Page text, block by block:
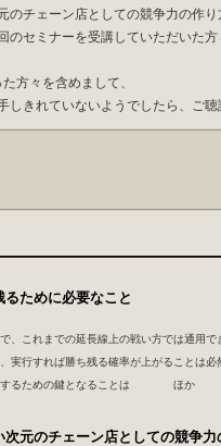
のチェーン店としての競争力の作り
のセミナーを受講していただいた方
方々を含めまして、
しきれていないようでしたら、
な内
て勝ち残るために
、これまでの延長線上の戦い方では通用で
実行すれば勝ち残る確率が上がることは必
行するための鍵となることは ほか
い次元のチェーン店としての